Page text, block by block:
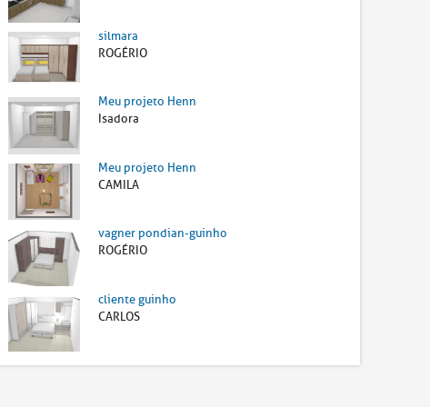
silmara
ROGÉRIO
Meu projeto Henn
Isadora
Meu projeto Henn
CAMILA
vagner pondian-guinho
ROGÉRIO
cliente guinho
CARLOS